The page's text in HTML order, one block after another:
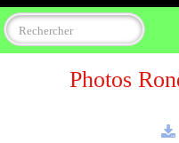
Accueil
ProgrammePhotos